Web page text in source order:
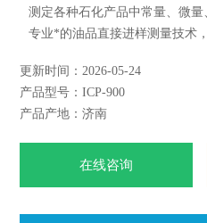
测定各种石化产品中常量、微
专业*的油品直接进样测量技术
可靠、测试范围广、分析速度快
更新时间：2026-05-24
产品型号：ICP-900
产品产地：济南
在线咨询